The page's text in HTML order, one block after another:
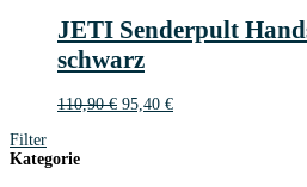
€
JETI Senderpult
schwarz
110,90€ Ursprünglicher
95,40 €Aktueller
Filter
Kategorie